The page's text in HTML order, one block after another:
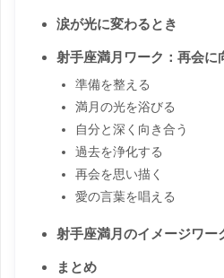
涙が光に変わるとき
射手座満月ワーク：再会に
準備を整える
満月の光を浴びる
自分と深く向き合う
過去を浄化する
再会を思い描く
愛の言葉を唱える
射手座満月のイメージワー
まとめ